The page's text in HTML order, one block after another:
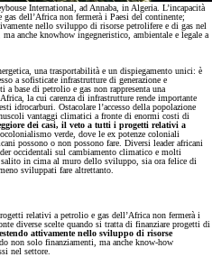
International, ad Annaba, in Algeria. L’incapacità
dell’Africa non fermerà i Paesi del continente;
nello sviluppo di risorse petrolifere e di gas nel
anche knowhow ingegneristico, ambientale e legale a
una trasportabilità e un dispiegamento unici: è
a sofisticate infrastrutture di generazione e
base di petrolio e gas non rappresenta una
la cui carenza di infrastrutture rende importante
idrocarburi. Ostacolare l’accesso della popolazione
vantaggi climatici a fronte di enormi costi di
dei casi, il veto a tutti i progetti relativi a
verde, dove le ex potenze coloniali
possono o non possono fare. Diversi leader africani
occidentali sul cambiamento climatico e molti
salito in cima al muro dello sviluppo, sia ora felice di
sviluppati fare altrettanto.
relativi a petrolio e gas dell’Africa non fermerà i
diverse scelte quando si tratta di finanziare progetti di
attivamente nello sviluppo di risorse
non solo finanziamenti, ma anche know-how
nel settore.